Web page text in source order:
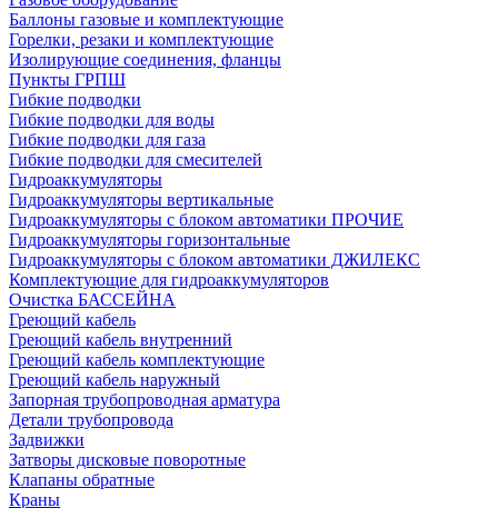
Баллоны газовые и комплектующие
Горелки, резаки и комплектующие
Изолирующие соединения, фланцы
Пункты ГРПШ
Гибкие подводки
Гибкие подводки для воды
Гибкие подводки для газа
Гибкие подводки для смесителей
Гидроаккумуляторы
Гидроаккумуляторы вертикальные
Гидроаккумуляторы с блоком автоматики ПРОЧИЕ
Гидроаккумуляторы горизонтальные
Гидроаккумуляторы с блоком автоматики ДЖИЛЕКС
Комплектующие для гидроаккумуляторов
Очистка БАССЕЙНА
Греющий кабель
Греющий кабель внутренний
Греющий кабель комплектующие
Греющий кабель наружный
Запорная трубопроводная арматура
Детали трубопровода
Задвижки
Затворы дисковые поворотные
Клапаны обратные
Краны